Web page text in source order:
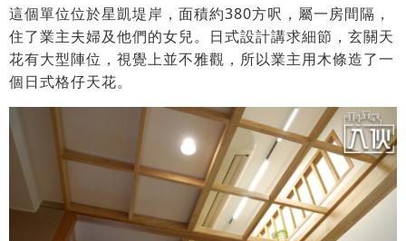
這個單位位於星凱堤岸，面積約380方呎，屬一房間隔，
住了業主夫婦及他們的女兒。日式設計講求細節，玄關天
花有大型陣位，視覺上並不雅觀，所以業主用木條造了一
個日式格仔天花。